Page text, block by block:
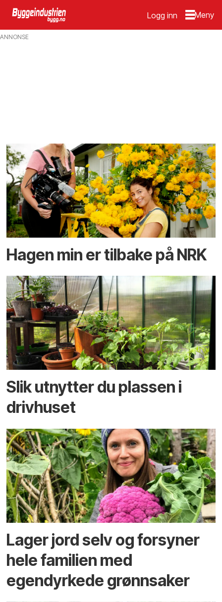
Logg inn
Emne:
ANNONSE
Hagen min er tilbake på NRK
Slik utnytter du plassen i
drivhuset
Lager jord selv og forsyner
hele familien med
egendyrkede grønnsaker